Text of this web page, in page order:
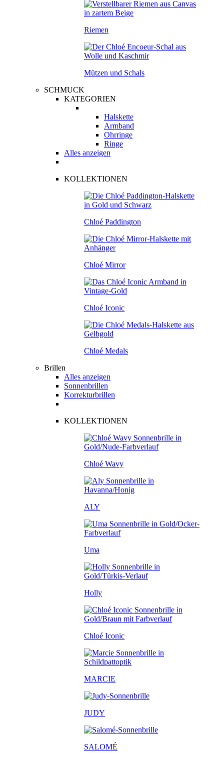
Riemen
Mützen und Schals
SCHMUCK
KATEGORIEN
Halskette
Armband
Ohrringe
Ringe
Alles anzeigen
KOLLEKTIONEN
Chloé Paddington
Chloé Mirror
Chloé Iconic
Chloé Medals
Brillen
Alles anzeigen
Sonnenbrillen
Korrekturbrillen
KOLLEKTIONEN
Chloé Wavy
ALY
Uma
Holly
Chloé Iconic
MARCIE
JUDY
SALOMÉ